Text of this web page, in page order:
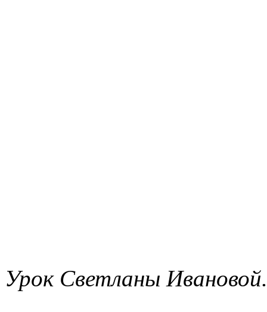
Урок Светланы Ивановой.